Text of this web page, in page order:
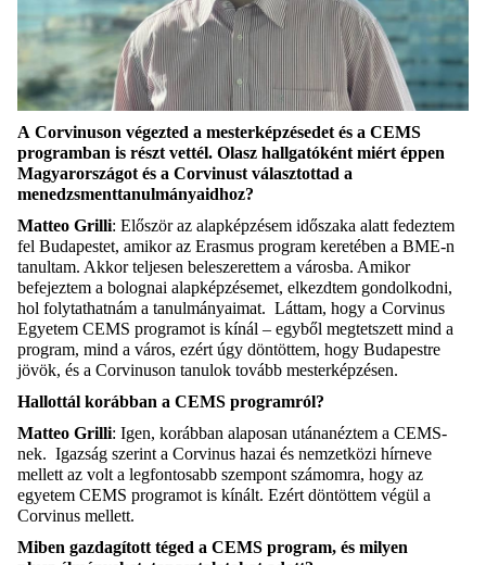
A Corvinuson végezted a mesterképzésedet és a CEMS
programban is részt vettél. Olasz hallgatóként miért éppen
Magyarországot és a Corvinust választottad a
menedzsmenttanulmányaidhoz?
Matteo Grilli: Először az alapképzésem időszaka alatt fedeztem
fel Budapestet, amikor az Erasmus program keretében a BME-n
tanultam. Akkor teljesen beleszerettem a városba. Amikor
befejeztem a bolognai alapképzésemet, elkezdtem gondolkodni,
hol folytathatnám a tanulmányaimat. Láttam, hogy a Corvinus
Egyetem CEMS programot is kínál – egyből megtetszett mind a
program, mind a város, ezért úgy döntöttem, hogy Budapestre
jövök, és a Corvinuson tanulok tovább mesterképzésen.
Hallottál korábban a CEMS programról?
Matteo Grilli: Igen, korábban alaposan utánanéztem a CEMS-
nek. Igazság szerint a Corvinus hazai és nemzetközi hírneve
mellett az volt a legfontosabb szempont számomra, hogy az
egyetem CEMS programot is kínált. Ezért döntöttem végül a
Corvinus mellett.
Miben gazdagított téged a CEMS program, és milyen